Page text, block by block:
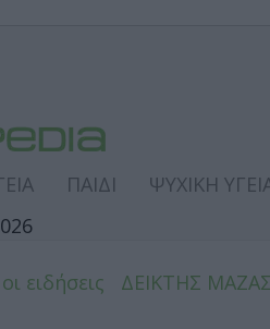
ΠΑΙΔΙ ΨΥΧΙΚΗ
ειδήσεις ΔΕΙΚΤΗΣ